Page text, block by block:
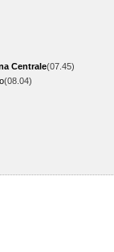
Centrale(07.45)
(08.04)